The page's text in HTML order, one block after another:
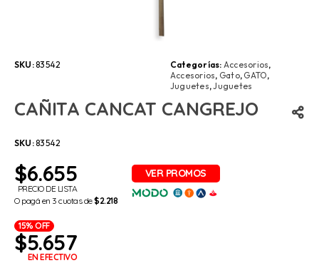
SKU:83542 Categorías: Accesorios,
Accesorios, Gato, GATO,
Juguetes,Juguetes
CAÑITA CANCAT CANGREJO
SKU:83542
$6.655
PRECIO DE LISTA
O pagá en 3 cuotas de$2.218
15% OFF
$5.657
EN EFECTIVO